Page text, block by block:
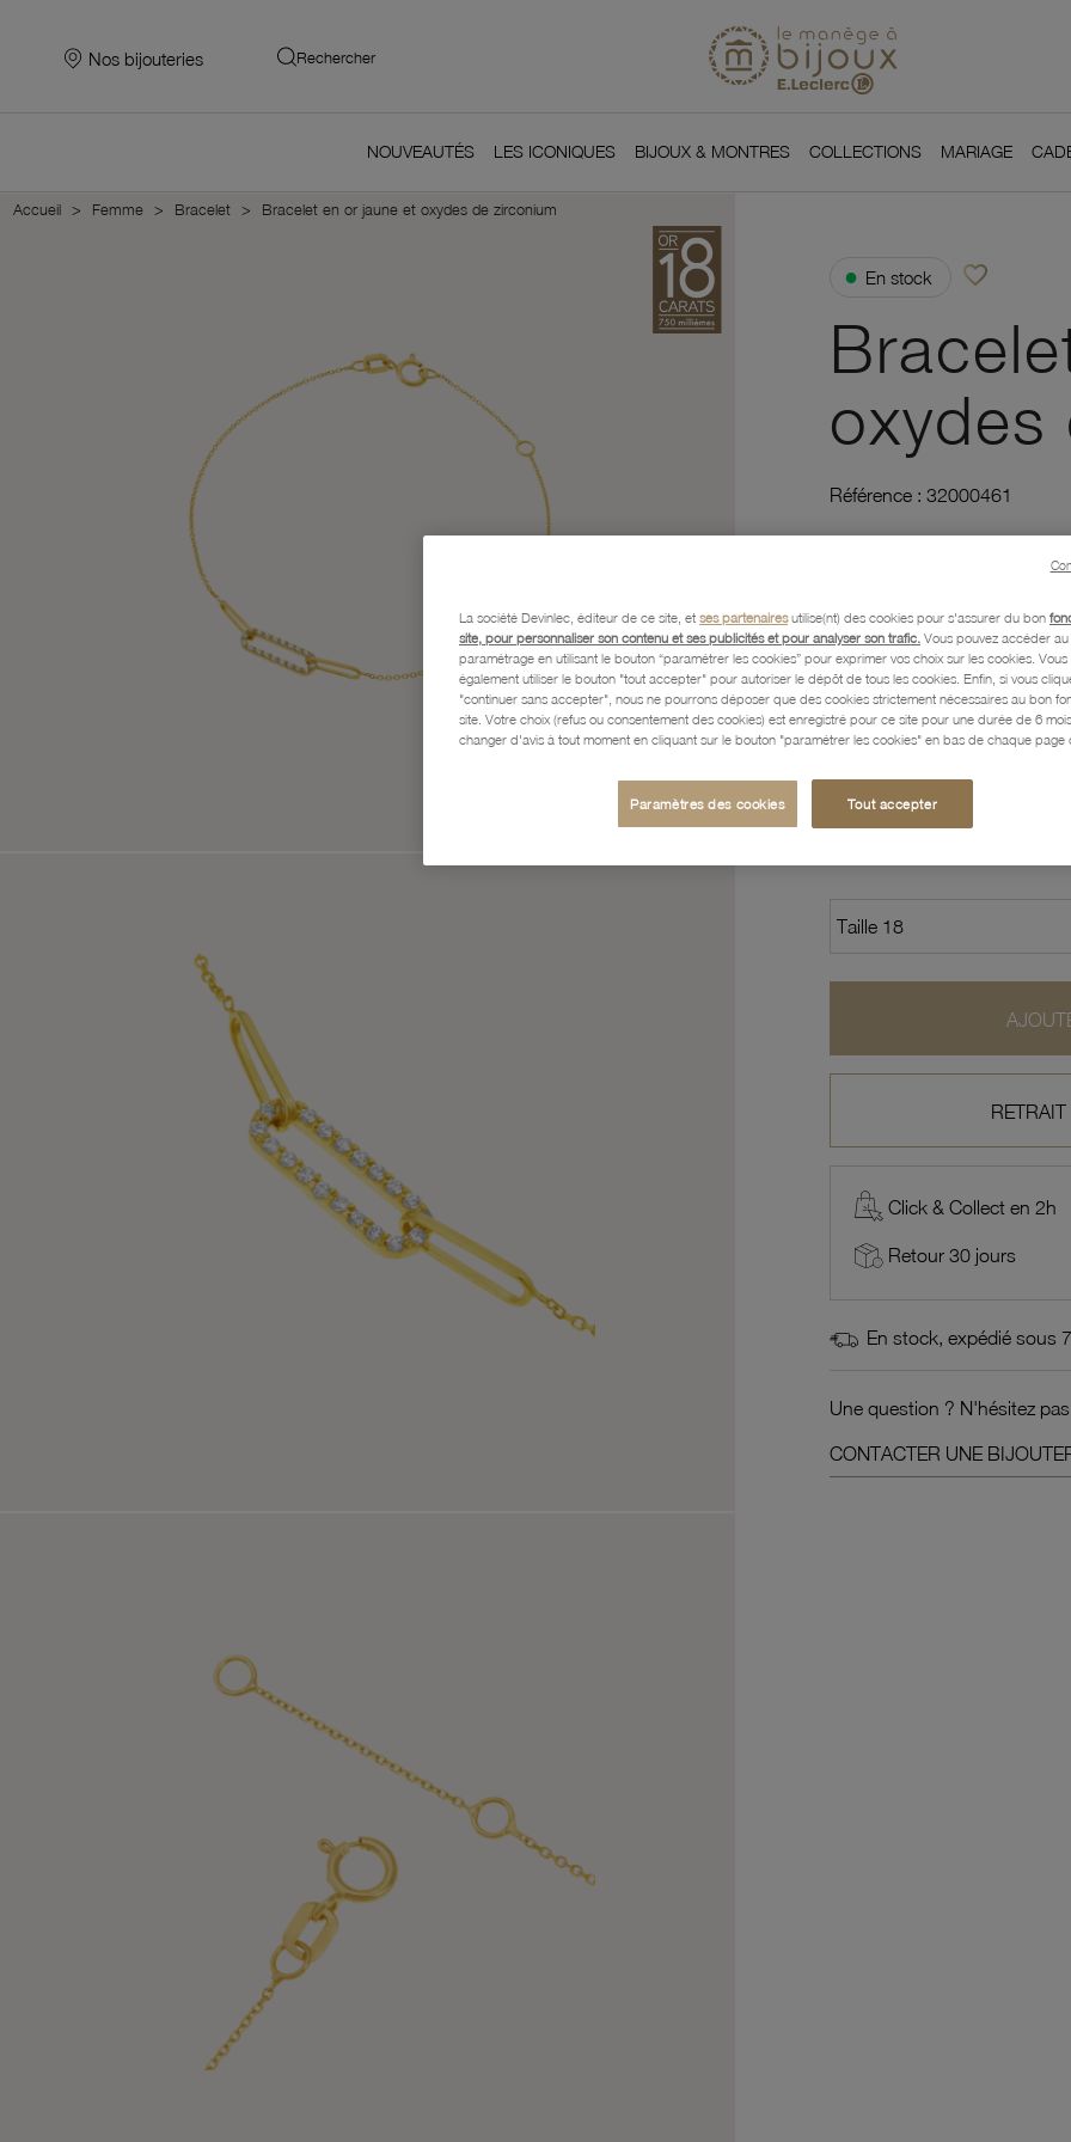
Nos bijouteries Rechercher
NOUVEAUTÉS LES ICONIQUES BIJOUX & MONTRES COLLECTIONS MARIAGE
Accueil Femme Bracelet Bracelet en or jaune et oxydes de zirconium
● En stock favorite_borderAjouter à vos
oxydes
Référence : 32000461
Paiement, Livraison, Retours
196,70 €
Profitez des paiements
Click & Collect en 2h
Retour 30 jours
En stock, expédié sous
Une question ? N'hésitez
CONTACTER UNE
La société Devinlec, éditeur de ce site, et ses partenairesutilise(nt) des cookies pour s'assurer du bon
site, pour personnaliser son contenu et ses publicités et pour analyser son trafic. Vous pouvez accéder
paramétrage en utilisant le bouton “paramétrer les cookies” pour exprimer vos choix sur les cookies. Vous
également utiliser le bouton "tout accepter" pour autoriser le dépôt de tous les cookies. Enfin, si vous
"continuer sans accepter", nous ne pourrons déposer que des cookies strictement nécessaires au bon
site. Votre choix (refus ou consentement des cookies) est enregistré pour ce site pour une durée de 6
changer d'avis à tout moment en cliquant sur le bouton "paramétrer les cookies" en bas de chaque page
Paramètres des cookies Tout accepter